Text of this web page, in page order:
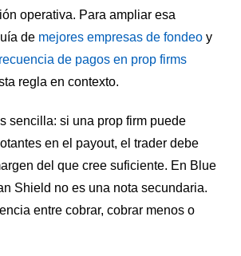
operativa. Para ampliar esa
de mejores empresas de fondeo y
de pagos en prop firms
regla en contexto.
sencilla: si una prop firm puede
en el payout, el trader debe
del que cree suficiente. En Blue
Shield no es una nota secundaria.
entre cobrar, cobrar menos o